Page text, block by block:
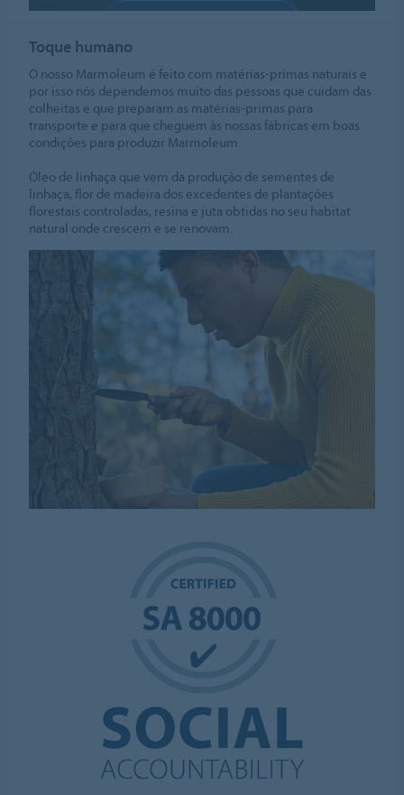
Toque humano
O nosso Marmoleum é feito com matérias-primas naturais e
por isso nós dependemos muito das pessoas que cuidam das
colheitas e que preparam as matérias-primas para
transporte e para que cheguem às nossas fábricas em boas
condições para produzir Marmoleum.
Óleo de linhaça que vem da produção de sementes de
linhaça, flor de madeira dos excedentes de plantações
florestais controladas, resina e juta obtidas no seu habitat
natural onde crescem e se renovam.